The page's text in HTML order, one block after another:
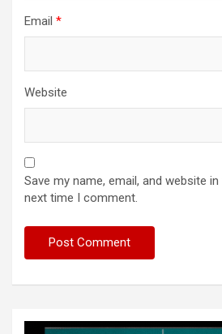
Email *
Website
Save my name, email, and website
next time I comment.